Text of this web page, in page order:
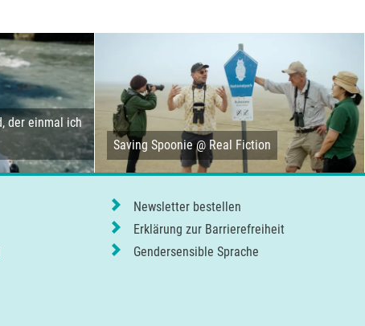
der einmal ich
Saving Spoonie @ Real Fiction
Newsletter bestellen
Erklärung zur Barrierefreiheit
Gendersensible Sprache